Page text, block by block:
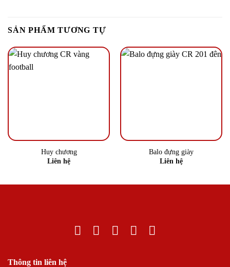
SẢN PHẨM TƯƠNG TỰ
Huy chương
Liên hệ
Balo đựng giày
Liên hệ
Thông tin liên hệ